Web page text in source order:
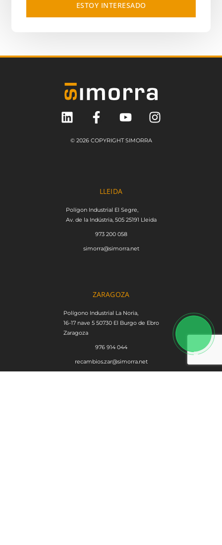
ESTOY INTERESADO
© 2026 COPYRIGHT SIMORRA
LLEIDA
Polígon Industrial El Segre,
Av. de la Indústria, 505 25191 Lleida
973 200 058
simorra@simorra.net
ZARAGOZA
Polígono Industrial La Noria,
16-17 nave 5 50730 El Burgo de Ebro
Zaragoza
976 914 044
recambios.zar@simorra.net